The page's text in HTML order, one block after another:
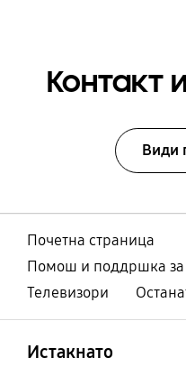
Контакт
Види
Почетна страница
Помош и поддршка за
Телевизори
Истакнато